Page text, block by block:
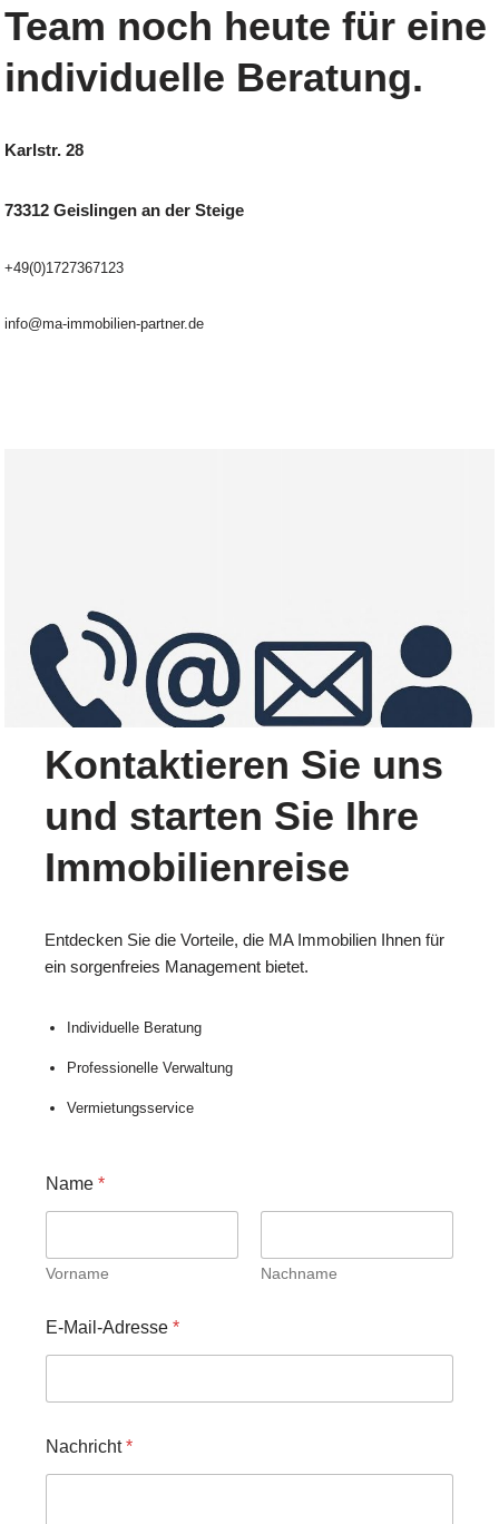
Team noch heute für eine
individuelle Beratung.
Karlstr. 28
73312 Geislingen an der Steige
+49(0)1727367123
info@ma-immobilien-partner.de
Kontaktieren Sie uns
und starten Sie Ihre
Immobilienreise
Entdecken Sie die Vorteile, die MA Immobilien Ihnen für
ein sorgenfreies Management bietet.
Individuelle Beratung
Professionelle Verwaltung
Vermietungsservice
Name *
Vorname Nachname
E-Mail-Adresse *
a
m
Nachricht*